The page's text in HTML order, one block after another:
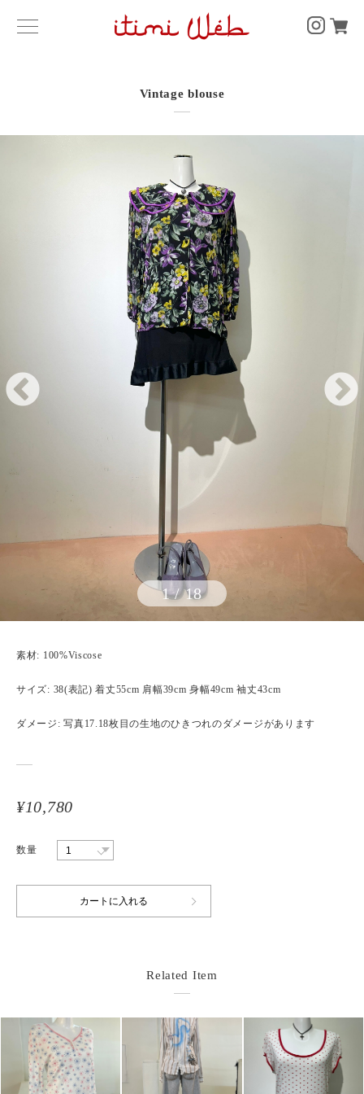
Vintage blouse
1/18
素材: 100%Viscose
サイズ: 38(表記) 着丈55cm 肩幅39cm 身幅49cm 袖丈43cm
ダメージ: 写真17.18枚目の生地のひきつれのダメージがあります
¥10,780
数量
Related Item